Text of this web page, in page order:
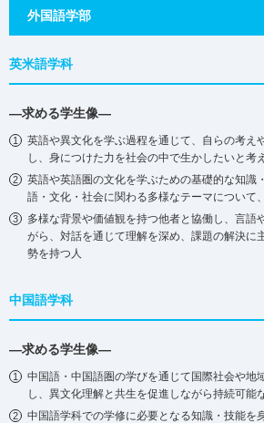
外国語学部
英米語学科
―求める学生像―
英語や異文化を学ぶ過程を通じて、自らの考え
し、身につけた力を社会の中で生かしたいと考
英語や英語圏の文化を学ぶための基礎的な知識
語・文化・社会に関わる多様なテーマについて
多様な背景や価値観を持つ他者と協働し、言語
がら、対話を通じて理解を深め、課題の解決に
勢を持つ人
中国語学科
―求める学生像―
中国語・中国語圏の学びを通じて国際社会や地
し、異⽂化理解と共⽣を促進しながら持続可能
中国語学科での学修に必要となる知識・技能を